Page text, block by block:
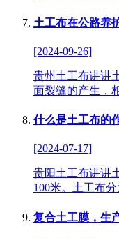
土工布在公路养
[2024-09-26]
贵州土工布讲讲
面裂缝的产生，
什么是土工布的
[2024-07-17]
贵阳土工布讲讲
100米。土工布
复合土工膜，生